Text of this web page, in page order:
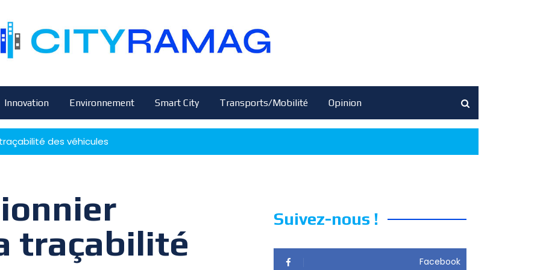
Innovation Environnement Smart City Transports/Mobilité Opinion
des véhicules
traçabilité
Suivez-nous !
Facebook